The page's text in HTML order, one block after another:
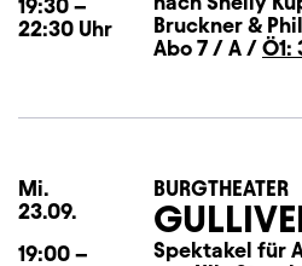
19:30 –
22:30 Uhr
Bruckner &
Abo 7 / A / Ö1:
Mi.
23.09.
19:00 –
BURGTHEATER
Spektakel für